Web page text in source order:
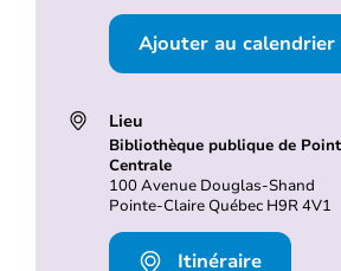
Ajouter au calendrier
Lieu
Bibliothèque publique de
Centrale
100 Avenue Douglas-Shand
Pointe-Claire Québec H9R 4V1
Itinéraire